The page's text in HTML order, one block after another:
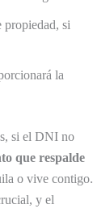
propiedad, si
la
si el DNI no
que respalde
o vive contigo.
y el